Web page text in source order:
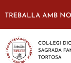
TREBALLA AMB